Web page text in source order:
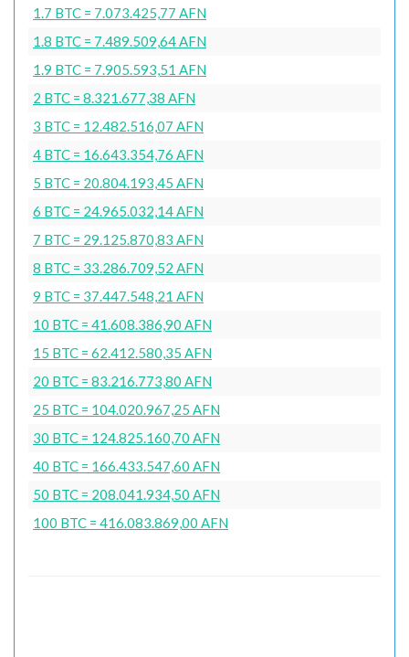
1.7 BTC = 7.073.425,77 AFN
1.8 BTC = 7.489.509,64 AFN
1.9 BTC = 7.905.593,51 AFN
2 BTC = 8.321.677,38 AFN
3 BTC = 12.482.516,07 AFN
4 BTC = 16.643.354,76 AFN
5 BTC = 20.804.193,45 AFN
6 BTC = 24.965.032,14 AFN
7 BTC = 29.125.870,83 AFN
8 BTC = 33.286.709,52 AFN
9 BTC = 37.447.548,21 AFN
10 BTC = 41.608.386,90 AFN
15 BTC = 62.412.580,35 AFN
20 BTC = 83.216.773,80 AFN
25 BTC = 104.020.967,25 AFN
30 BTC = 124.825.160,70 AFN
40 BTC = 166.433.547,60 AFN
50 BTC = 208.041.934,50 AFN
100 BTC = 416.083.869,00 AFN